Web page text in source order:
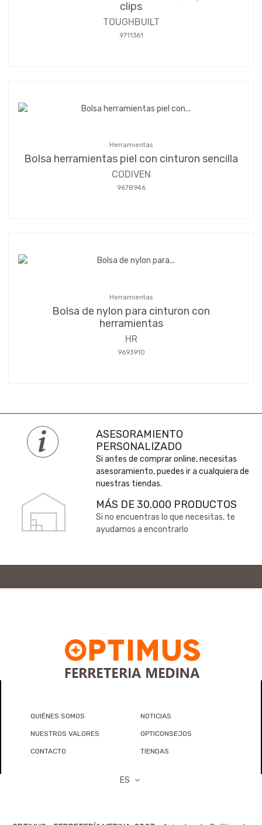
clips
TOUGHBUILT
9711361
Herramientas
Bolsa herramientas piel con cinturon sencilla
CODIVEN
9678946
Herramientas
Bolsa de nylon para cinturon con
herramientas
HR
9693910
ASESORAMIENTO
PERSONALIZADO
Si antes de comprar online, necesitas
asesoramiento, puedes ir a cualquiera de
nuestras tiendas.
MÁS DE 30.000 PRODUCTOS
Si no encuentras lo que necesitas, te
ayudamos a encontrarlo
QUIÉNES SOMOS NOTICIAS
NUESTROS VALORES OPTICONSEJOS
CONTACTO TIENDAS
ES